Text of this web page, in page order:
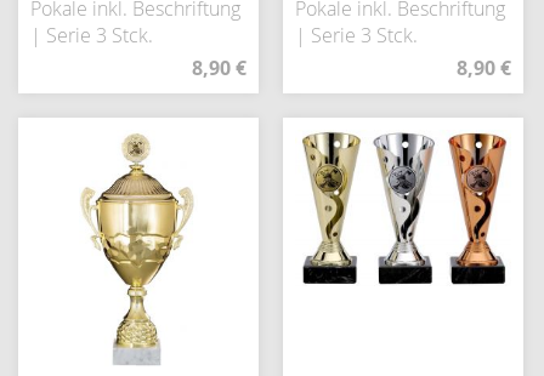
Pokale inkl. Beschriftung
| Serie 3 Stck.
8,90 €
Pokale inkl. Beschriftung
| Serie 3 Stck.
8,90 €